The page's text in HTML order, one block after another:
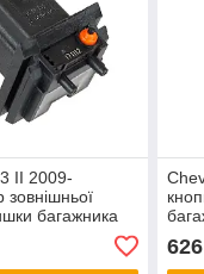
II 2009-
зовнішньої
багажника
6554V5
626